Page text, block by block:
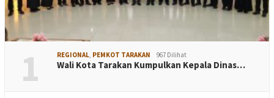
1 REGIONAL PEMKOT TARAKAN 967 Dilihat
Wali Kota Tarakan Kumpulkan Kepala Dinas…